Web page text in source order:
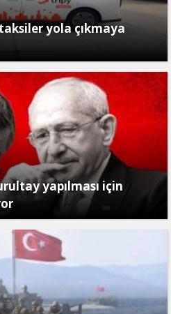
yola çıkmaya
yapılması için